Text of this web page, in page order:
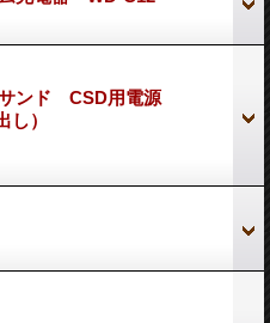
ンド CSD用電源
し）